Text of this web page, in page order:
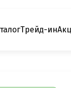
Трейд-ин